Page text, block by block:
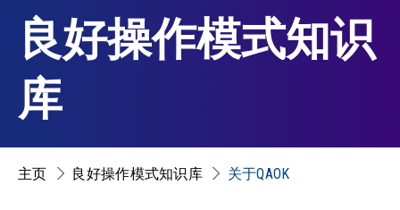
良好操作模式知识
库
主页 良好操作模式知识库 关于QAOK